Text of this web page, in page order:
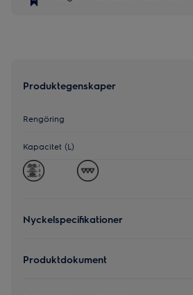
Produktegenskaper
Rengöring
Kapacitet (L)
Nyckelspecifikationer
Produktdokument